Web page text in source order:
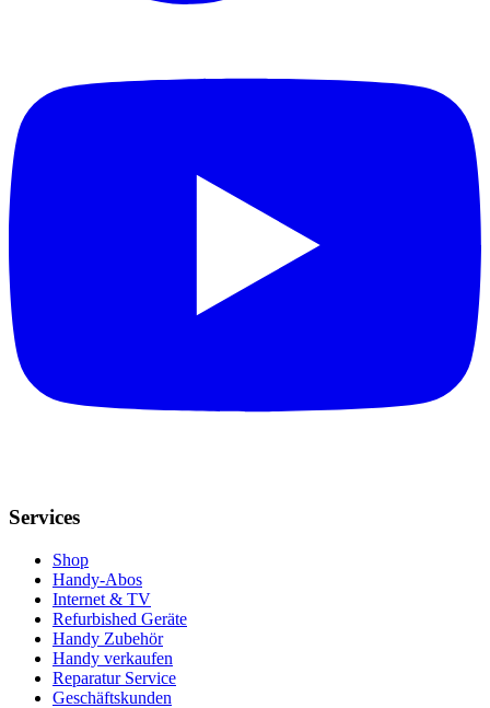
Services
Shop
Handy-Abos
Internet & TV
Refurbished Geräte
Handy Zubehör
Handy verkaufen
Reparatur Service
Geschäftskunden